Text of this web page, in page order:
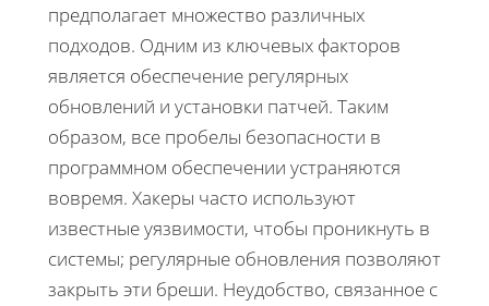
предполагает множество различных
подходов. Одним из ключевых факторов
является обеспечение регулярных
обновлений и установки патчей. Таким
образом, все пробелы безопасности в
программном обеспечении устраняются
вовремя. Хакеры часто используют
известные уязвимости, чтобы проникнуть в
системы; регулярные обновления позволяют
закрыть эти бреши. Неудобство, связанное с